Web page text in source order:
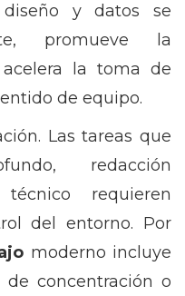
y datos se
promueve la
la toma de
de equipo.
Las tareas que
redacción
requieren
del entorno. Por
moderno incluye
de concentración o